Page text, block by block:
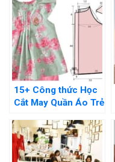
15+ Công thức Học
Cắt May Quần Áo Trẻ